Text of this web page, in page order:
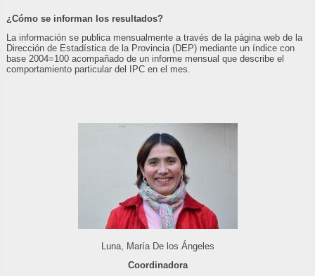
¿Cómo se informan los resultados?
La información se publica mensualmente a través de la página web de la
Dirección de Estadística de la Provincia (DEP) mediante un índice con
base 2004=100 acompañado de un informe mensual que describe el
comportamiento particular del IPC en el mes.
Luna, María De los Ángeles
Coordinadora